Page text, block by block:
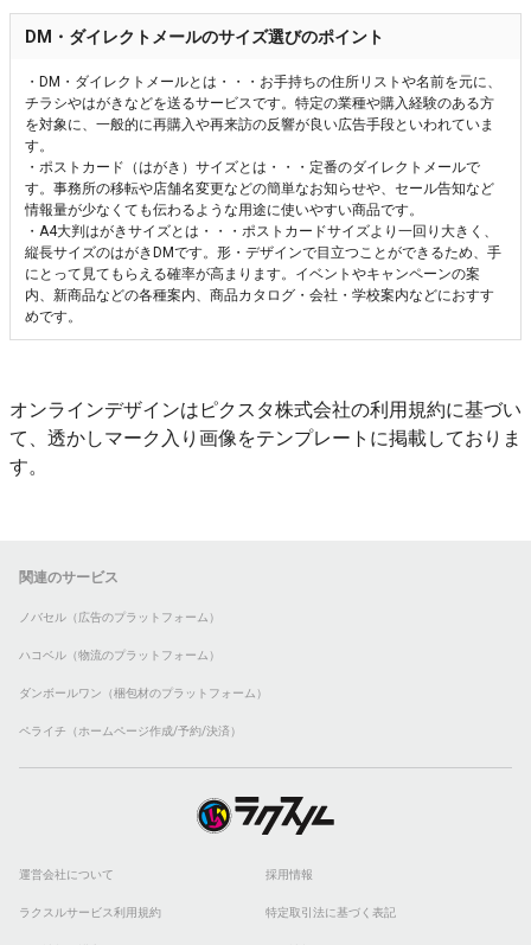
DM・ダイレクトメールのサイズ選びのポイント
・DM・ダイレクトメールとは・・・お手持ちの住所リストや名前を元に、
チラシやはがきなどを送るサービスです。特定の業種や購入経験のある方
を対象に、一般的に再購入や再来訪の反響が良い広告手段といわれていま
す。
・ポストカード（はがき）サイズとは・・・定番のダイレクトメールで
す。事務所の移転や店舗名変更などの簡単なお知らせや、セール告知など
情報量が少なくても伝わるような用途に使いやすい商品です。
・A4大判はがきサイズとは・・・ポストカードサイズより一回り大きく、
縦長サイズのはがきDMです。形・デザインで目立つことができるため、手
にとって見てもらえる確率が高まります。イベントやキャンペーンの案
内、新商品などの各種案内、商品カタログ・会社・学校案内などにおすす
めです。
オンラインデザインはピクスタ株式会社の利用規約に基づい
て、透かしマーク入り画像をテンプレートに掲載しておりま
す。
関連のサービス
ノバセル（広告のプラットフォーム）
ハコベル（物流のプラットフォーム）
ダンボールワン（梱包材のプラットフォーム）
ペライチ（ホームページ作成/予約/決済）
運営会社について 採用情報
ラクスルサービス利用規約 特定取引法に基づく表記